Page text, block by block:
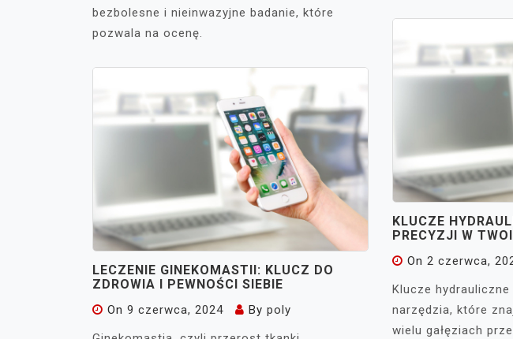
bezbolesne i nieinwazyjne badanie, które
pozwala na ocenę.
LECZENIE GINEKOMASTII: KLUCZ DO
ZDROWIA I PEWNOŚCI SIEBIE
On 9 czerwca, 2024 By poly
KLUCZE
PRECYZJI W
On 2 czerwca,
Klucze
narzędzia, które
wielu gałęziach